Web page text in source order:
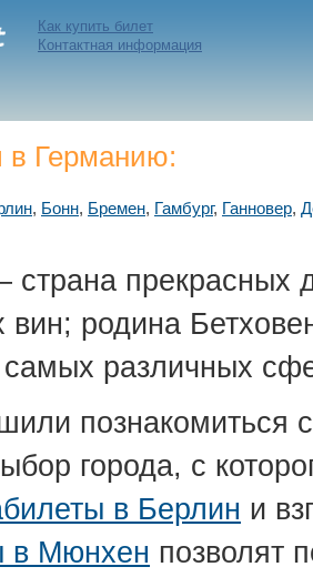
Как купить билет
Контактная информация
в Германию:
, Бонн, Бремен, Гамбург, Ганновер,
прекрасных
вин; родина
различных
познакомиться
города, с
в Берлин и
в Мюнхен позволят